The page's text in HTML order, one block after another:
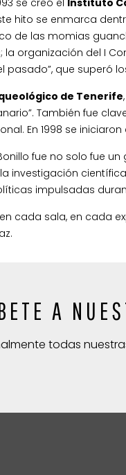
hito se enmarca
de las momias
la organización del I
pasado”, que superó
de Tenerife
También fue
En 1998 se
fue no solo fue
investigación
impulsadas
cada sala, en cada
A
todas